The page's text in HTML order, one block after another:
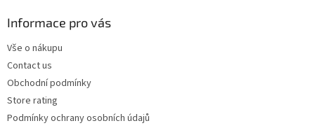
Informace pro vás
Vše o nákupu
Contact us
Obchodní podmínky
Store rating
Podmínky ochrany osobních údajů